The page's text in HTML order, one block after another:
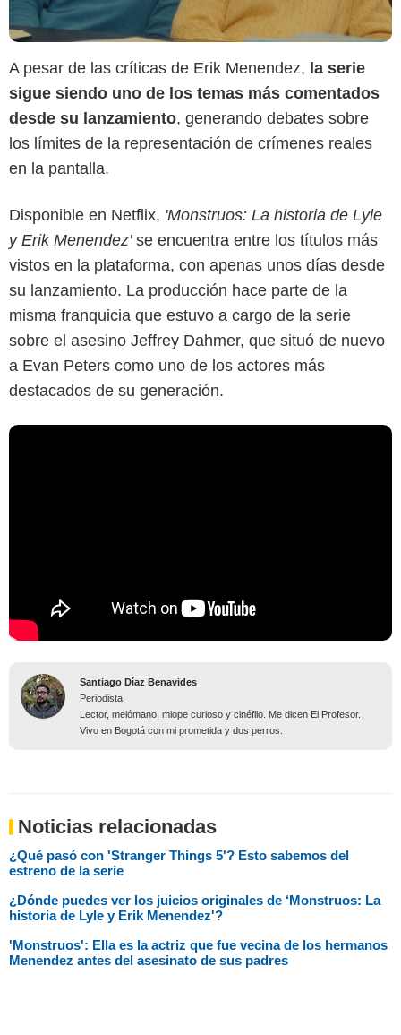
A pesar de las críticas de Erik Menendez, la serie
sigue siendo uno de los temas más comentados
desde su lanzamiento, generando debates sobre
los límites de la representación de crímenes reales
en la pantalla.
Disponible en Netflix, 'Monstruos: La historia de Lyle
y Erik Menendez' se encuentra entre los títulos más
vistos en la plataforma, con apenas unos días desde
su lanzamiento. La producción hace parte de la
misma franquicia que estuvo a cargo de la serie
sobre el asesino Jeffrey Dahmer, que situó de nuevo
a Evan Peters como uno de los actores más
destacados de su generación.
Santiago Díaz Benavides
Periodista
Lector, melómano, miope curioso y cinéfilo. Me dicen El Profesor.
Vivo en Bogotá con mi prometida y dos perros.
Noticias relacionadas
¿Qué pasó con 'Stranger Things 5'? Esto sabemos del
estreno de la serie
¿Dónde puedes ver los juicios originales de ‘Monstruos: La
historia de Lyle y Erik Menendez'?
'Monstruos': Ella es la actriz que fue vecina de los hermanos
Menendez antes del asesinato de sus padres